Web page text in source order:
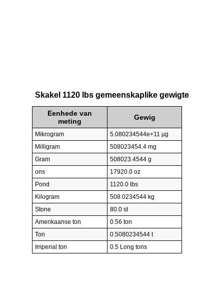
Skakel 1120 lbs gemeenskaplike gewigte
Eenhede van
meting
Gewig
Mikrogram
5.080234544e+11 µg
Milligram
508023454.4 mg
Gram
508023.4544 g
ons
17920.0 oz
Pond
1120.0 lbs
Kilogram
508.0234544 kg
Stone
80.0 st
Amerikaanse ton
0.56 ton
Ton
0.5080234544 t
Imperial ton
0.5 Long tons